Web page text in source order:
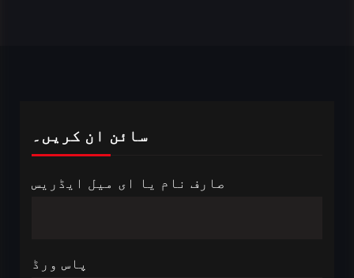
سائن ان کریں۔
صارف نام یا ای میل ایڈریس
پاس ورڈ